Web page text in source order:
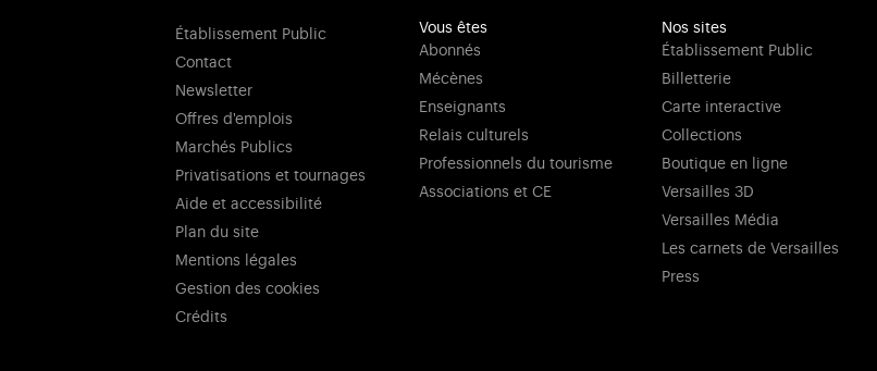
Établissement Public
Contact
Newsletter
Offres d'emplois
Marchés Publics
Privatisations et tournages
Aide et accessibilité
Plan du site
Mentions légales
Gestion des cookies
Crédits
Vous êtes
Abonnés
Mécènes
Enseignants
Relais culturels
Professionnels du tourisme
Associations et CE
Nos sites
Établissement Public
Billetterie
Carte interactive
Collections
Boutique en ligne
Versailles 3D
Versailles Média
Les carnets de Versailles
Press